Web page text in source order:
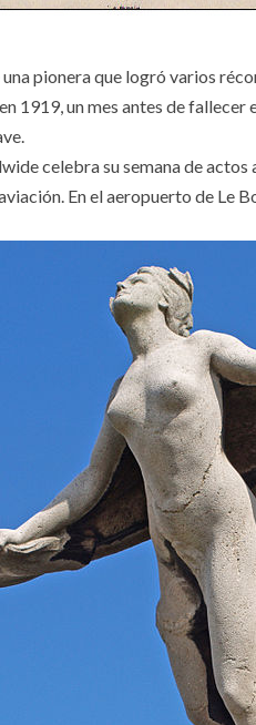
pionera que logró varios
1919, un mes antes de
celebra su semana de actos
En el aeropuerto de Le